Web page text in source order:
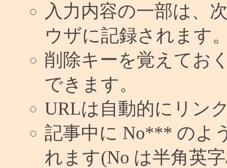
入力内容の一部は、
ウザに記録されます
削除キーを覚えてお
できます。
URLは自動的にリン
記事中に No*** のよ
れます(No は半角英